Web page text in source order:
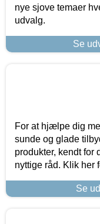
nye sjove temaer
udvalg.
Se
For at hjælpe dig
sunde og glade
produkter, kendt for
nyttige råd. Klik her
Se